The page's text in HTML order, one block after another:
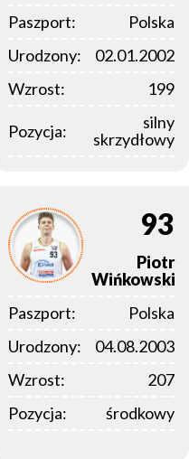
Paszport:
Polska
Urodzony:
02.01.2002
Wzrost:
199
Pozycja:
silny
skrzydłowy
93
Piotr
Wińkowski
Paszport:
Polska
Urodzony:
04.08.2003
Wzrost:
207
Pozycja:
środkowy